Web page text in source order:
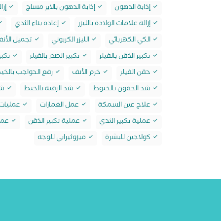
إذابة الدهون إذابة الدهون بالاير مساج
إزالة علامات الولادة بالليزر
إعادة بناء الثدي
الكي الكهربائي
الليزر الكربوني
تجميل
تكبير الذقن بالفيلر
تكبير الصدر بالفيلر
حقن الفيلر
خرم الأنف
رفع الحواجب
شد الجفون بالخيوط
شد الرقبة بالخيط
علاج عين السمكة
عمل الغمازات
عملية تكبير الثدي
عملية تكبير الذقن
كولاجين للبشرة
ميزوثيرابي للوجه